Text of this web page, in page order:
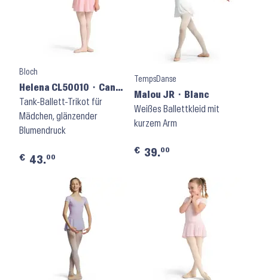
Bloch
Helena CL50010 ⬝ Candy
Pink
Tank-Ballett-Trikot für
Mädchen, glänzender
Blumendruck
€ 43.00
TempsDanse
Malou JR ⬝ Blanc
Weißes Ballettkleid mit
kurzem Arm
€ 39.00